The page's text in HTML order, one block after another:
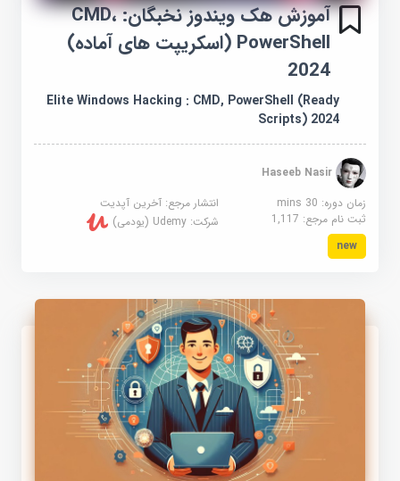
آموزش هک ویندوز نخبگان: CMD،
PowerShell (اسکریپت های آماده)
2024
Elite Windows Hacking : CMD, PowerShell (Ready
Scripts) 2024
Haseeb Nasir
زمان دوره: 30 mins
انتشار مرجع:آخرین آپدیت
ثبت نام مرجع:1,117 شرکت:Udemy (یودمی)
new